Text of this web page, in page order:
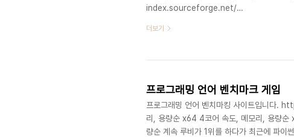
index.sourceforge.net/
http://langpop.com/ http://
http://www.flexjob..
더보기
프로그래밍 언어 벤치마크 게임
프로그래밍 언어 벤치마킹 사이트입니
리, 용량순 x64 4코어 속도, 메모리, 용량
량순 계속 루비가 1위를 하다가 최근에 파이